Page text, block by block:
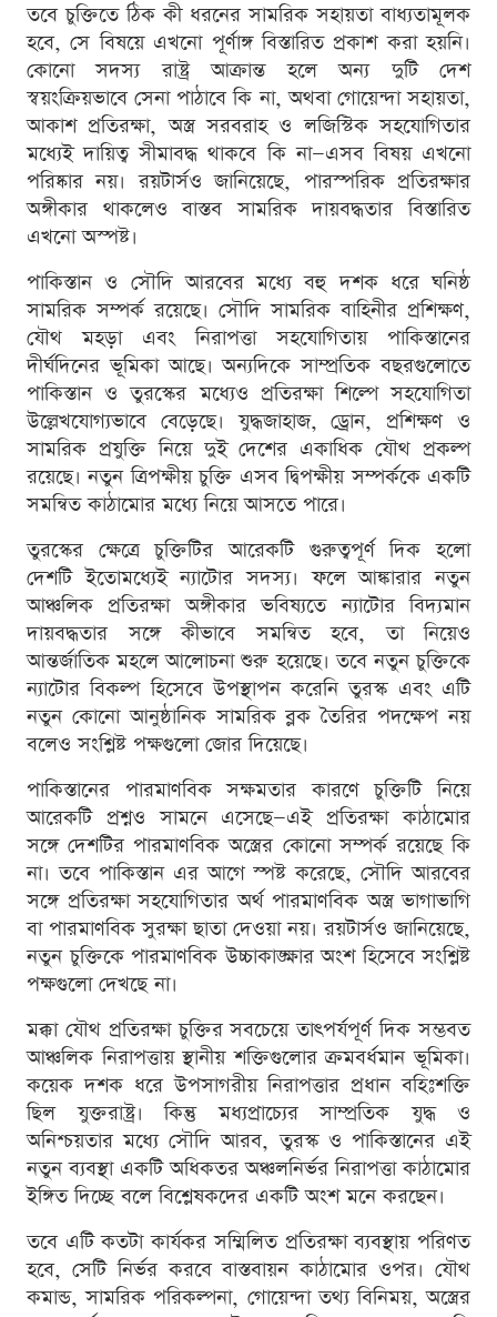
তবে চুক্তিতে ঠিক কী ধরনের সামরিক সহায়তা বাধ্যতামূলক
হবে, সে বিষয়ে এখনো পূর্ণাঙ্গ বিস্তারিত প্রকাশ করা হয়নি।
কোনো সদস্য রাষ্ট্র আক্রান্ত হলে অন্য দুটি দেশ
স্বয়ংক্রিয়ভাবে সেনা পাঠাবে কি না, অথবা গোয়েন্দা সহায়তা,
আকাশ প্রতিরক্ষা, অস্ত্র সরবরাহ ও লজিস্টিক সহযোগিতার
মধ্যেই দায়িত্ব সীমাবদ্ধ থাকবে কি না—এসব বিষয় এখনো
পরিষ্কার নয়। রয়টার্সও জানিয়েছে, পারস্পরিক প্রতিরক্ষার
অঙ্গীকার থাকলেও বাস্তব সামরিক দায়বদ্ধতার বিস্তারিত
এখনো অস্পষ্ট।
পাকিস্তান ও সৌদি আরবের মধ্যে বহু দশক ধরে ঘনিষ্ঠ
সামরিক সম্পর্ক রয়েছে। সৌদি সামরিক বাহিনীর প্রশিক্ষণ,
যৌথ মহড়া এবং নিরাপত্তা সহযোগিতায় পাকিস্তানের
দীর্ঘদিনের ভূমিকা আছে। অন্যদিকে সাম্প্রতিক বছরগুলোতে
পাকিস্তান ও তুরস্কের মধ্যেও প্রতিরক্ষা শিল্পে সহযোগিতা
উল্লেখযোগ্যভাবে বেড়েছে। যুদ্ধজাহাজ, ড্রোন, প্রশিক্ষণ ও
সামরিক প্রযুক্তি নিয়ে দুই দেশের একাধিক যৌথ প্রকল্প
রয়েছে। নতুন ত্রিপক্ষীয় চুক্তি এসব দ্বিপক্ষীয় সম্পর্ককে একটি
সমন্বিত কাঠামোর মধ্যে নিয়ে আসতে পারে।
তুরস্কের ক্ষেত্রে চুক্তিটির আরেকটি গুরুত্বপূর্ণ দিক হলো
দেশটি ইতোমধ্যেই ন্যাটোর সদস্য। ফলে আঙ্কারার নতুন
আঞ্চলিক প্রতিরক্ষা অঙ্গীকার ভবিষ্যতে ন্যাটোর বিদ্যমান
দায়বদ্ধতার সঙ্গে কীভাবে সমন্বিত হবে, তা নিয়েও
আন্তর্জাতিক মহলে আলোচনা শুরু হয়েছে। তবে নতুন চুক্তিকে
ন্যাটোর বিকল্প হিসেবে উপস্থাপন করেনি তুরস্ক এবং এটি
নতুন কোনো আনুষ্ঠানিক সামরিক ব্লক তৈরির পদক্ষেপ নয়
বলেও সংশ্লিষ্ট পক্ষগুলো জোর দিয়েছে।
পাকিস্তানের পারমাণবিক সক্ষমতার কারণে চুক্তিটি নিয়ে
আরেকটি প্রশ্নও সামনে এসেছে—এই প্রতিরক্ষা কাঠামোর
সঙ্গে দেশটির পারমাণবিক অস্ত্রের কোনো সম্পর্ক রয়েছে কি
না। তবে পাকিস্তান এর আগে স্পষ্ট করেছে, সৌদি আরবের
সঙ্গে প্রতিরক্ষা সহযোগিতার অর্থ পারমাণবিক অস্ত্র ভাগাভাগি
বা পারমাণবিক সুরক্ষা ছাতা দেওয়া নয়। রয়টার্সও জানিয়েছে,
নতুন চুক্তিকে পারমাণবিক উচ্চাকাঙ্ক্ষার অংশ হিসেবে সংশ্লিষ্ট
পক্ষগুলো দেখছে না।
মক্কা যৌথ প্রতিরক্ষা চুক্তির সবচেয়ে তাৎপর্যপূর্ণ দিক সম্ভবত
আঞ্চলিক নিরাপত্তায় স্থানীয় শক্তিগুলোর ক্রমবর্ধমান ভূমিকা।
কয়েক দশক ধরে উপসাগরীয় নিরাপত্তার প্রধান বহিঃশক্তি
ছিল যুক্তরাষ্ট্র। কিন্তু মধ্যপ্রাচ্যের সাম্প্রতিক যুদ্ধ ও
অনিশ্চয়তার মধ্যে সৌদি আরব, তুরস্ক ও পাকিস্তানের এই
নতুন ব্যবস্থা একটি অধিকতর অঞ্চলনির্ভর নিরাপত্তা কাঠামোর
ইঙ্গিত দিচ্ছে বলে বিশ্লেষকদের একটি অংশ মনে করছেন।
তবে এটি কতটা কার্যকর সম্মিলিত প্রতিরক্ষা ব্যবস্থায় পরিণত
হবে, সেটি নির্ভর করবে বাস্তবায়ন কাঠামোর ওপর। যৌথ
কমান্ড, সামরিক পরিকল্পনা, গোয়েন্দা তথ্য বিনিময়, অস্ত্রের